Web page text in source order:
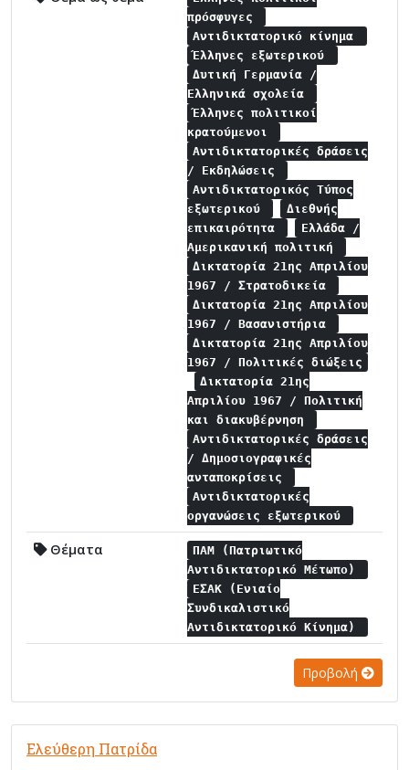
πρόσφυγες
Αντιδικτατορικό κίνημα
Έλληνες εξωτερικού
Δυτική Γερμανία /
Ελληνικά σχολεία
Έλληνες πολιτικοί
κρατούμενοι
Αντιδικτατορικές δράσεις
/ Εκδηλώσεις
Αντιδικτατορικός Τύπος
εξωτερικού
Διεθνής
επικαιρότητα
Ελλάδα /
Αμερικανική πολιτική
Δικτατορία 21ης Απριλίου
1967 / Στρατοδικεία
Δικτατορία 21ης Απριλίου
1967 / Βασανιστήρια
Δικτατορία 21ης Απριλίου
1967 / Πολιτικές διώξεις
Δικτατορία 21ης
Απριλίου 1967 / Πολιτική
και διακυβέρνηση
Αντιδικτατορικές δράσεις
/ Δημοσιογραφικές
ανταποκρίσεις
Αντιδικτατορικές
οργανώσεις εξωτερικού
Θέματα
ΠΑΜ (Πατριωτικό
Αντιδικτατορικό Μέτωπο)
ΕΣΑΚ (Ενιαίο
Συνδικαλιστικό
Αντιδικτατορικό Κίνημα)
Προβολή
Ελεύθερη Πατρίδα